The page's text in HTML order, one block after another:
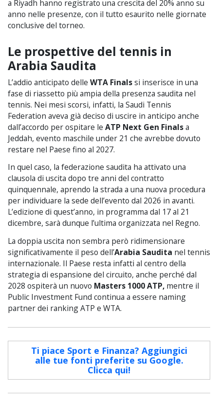
a Riyadh hanno registrato una crescita del 20% anno su
anno nelle presenze, con il tutto esaurito nelle giornate
conclusive del torneo.
Le prospettive del tennis in
Arabia Saudita
L’addio anticipato delle WTA Finalssi inserisce in una
fase di riassetto più ampia della presenza saudita nel
tennis. Nei mesi scorsi, infatti, la Saudi Tennis
Federation aveva già deciso di uscire in anticipo anche
dall’accordo per ospitare le ATP Next Gen Finalsa
Jeddah, evento maschile under 21 che avrebbe dovuto
restare nel Paese fino al 2027.
In quel caso, la federazione saudita ha attivato una
clausola di uscita dopo tre anni del contratto
quinquennale, aprendo la strada a una nuova procedura
per individuare la sede dell’evento dal 2026 in avanti.
L’edizione di quest’anno, in programma dal 17 al 21
dicembre, sarà dunque l’ultima organizzata nel Regno.
La doppia uscita non sembra però ridimensionare
significativamente il peso dell’Arabia Saudita nel tennis
internazionale. Il Paese resta infatti al centro della
strategia di espansione del circuito, anche perché dal
2028 ospiterà un nuovo Masters 1000 ATP,mentre il
Public Investment Fund continua a essere naming
partner dei ranking ATP e WTA.
Ti piace Sport e Finanza? Aggiungici
alle tue fonti preferite su Google.
Clicca qui!